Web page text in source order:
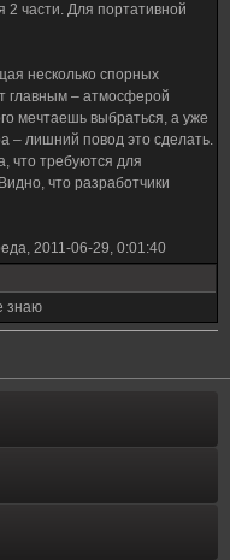
2 части. Для портативной
несколько спорных
главным – атмосферой
мечтаешь выбраться, а уже
– лишний повод это сделать.
что требуются для
что разработчики
2011-06-29, 0:01:40
знаю